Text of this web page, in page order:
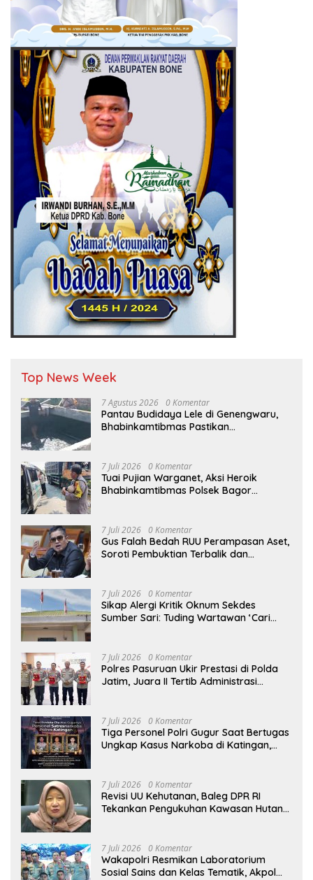
Top News Week
7 Agustus 2026 0 Komentar
Pantau Budidaya Lele di Genengwaru,
Bhabinkamtibmas Pastikan
7 Juli 2026 0 Komentar
Tuai Pujian Warganet, Aksi Heroik
Bhabinkamtibmas Polsek Bagor
7 Juli 2026 0 Komentar
Gus Falah Bedah RUU Perampasan Aset,
Soroti Pembuktian Terbalik dan
7 Juli 2026 0 Komentar
Sikap Alergi Kritik Oknum Sekdes
Sumber Sari: Tuding Wartawan ‘Cari
CETAR yang Diduga Mandek
7 Juli 2026 0 Komentar
Polres Pasuruan Ukir Prestasi di Polda
Jatim, Juara II Tertib Administrasi
7 Juli 2026 0 Komentar
Tiga Personel Polri Gugur Saat Bertugas
Ungkap Kasus Narkoba di Katingan,
7 Juli 2026 0 Komentar
Revisi UU Kehutanan, Baleg DPR RI
Tekankan Pengukuhan Kawasan Hutan
7 Juli 2026 0 Komentar
Wakapolri Resmikan Laboratorium
Sosial Sains dan Kelas Tematik, Akpol